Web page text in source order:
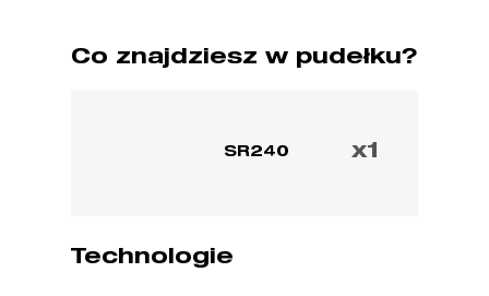
Co znajdziesz w pudełku?
SR240 x1
Technologie